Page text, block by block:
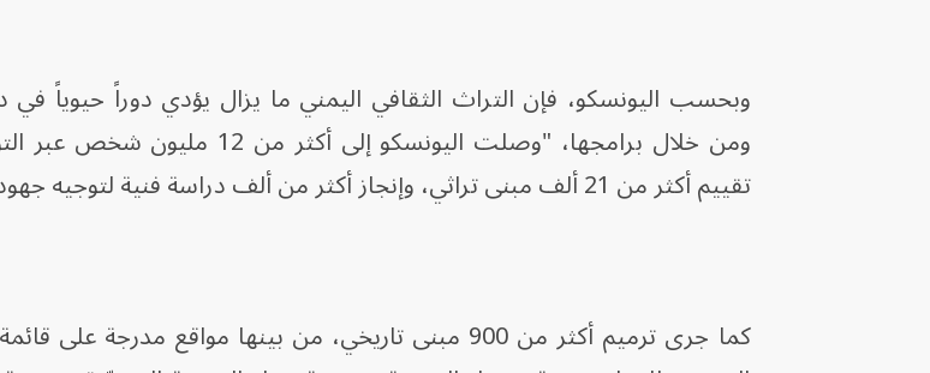
وبحسب اليونسكو، فإن التراث الثقافي اليمني ما يزال يؤدي دوراً حيوياً في
ومن خلال برامجها، "وصلت اليونسكو إلى
تقييم أكثر من 21 ألف مبنى تراثي، وإنجاز أكثر من ألف دراسة فنية لتوجيه جهود الحفظ والترميم".
كما جرى ترميم أكثر من 900 مبنى تاريخي، من بينها مواقع مدرجة